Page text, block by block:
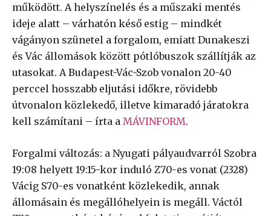
működött. A helyszínelés és a műszaki mentés
ideje alatt – várhatón késő estig – mindkét
vágányon szünetel a forgalom, emiatt Dunakeszi
és Vác állomások között pótlóbuszok szállítják az
utasokat. A Budapest-Vác-Szob vonalon 20-40
perccel hosszabb eljutási időkre, rövidebb
útvonalon közlekedő, illetve kimaradó járatokra
kell számítani – írta a MÁVINFORM.
Forgalmi változás: a Nyugati pályaudvarról Szobra
19:08 helyett 19:15-kor induló Z70-es vonat (2328)
Vácig S70-es vonatként közlekedik, annak
állomásain és megállóhelyein is megáll. Váctól